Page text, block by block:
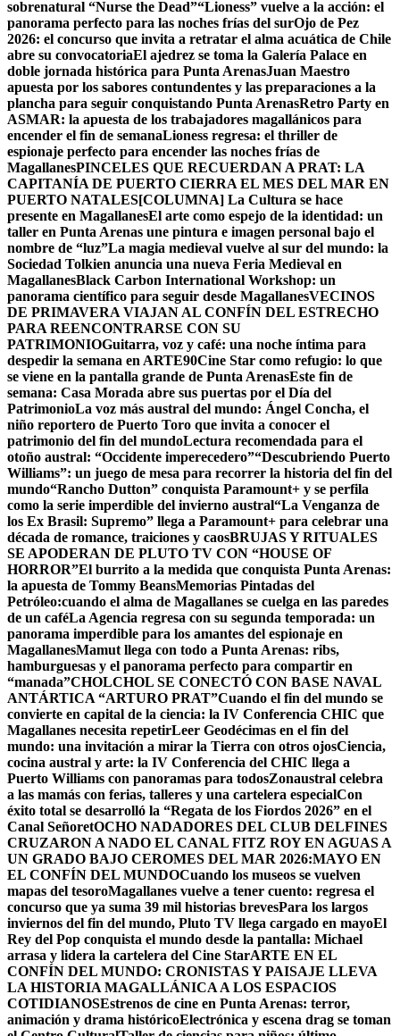
sobrenatural “Nurse the Dead”“Lioness” vuelve a la acción: el
panorama perfecto para las noches frías del surOjo de Pez
2026: el concurso que invita a retratar el alma acuática de Chile
abre su convocatoriaEl ajedrez se toma la Galería Palace en
doble jornada histórica para Punta ArenasJuan Maestro
apuesta por los sabores contundentes y las preparaciones a la
plancha para seguir conquistando Punta ArenasRetro Party en
ASMAR: la apuesta de los trabajadores magallánicos para
encender el fin de semanaLioness regresa: el thriller de
espionaje perfecto para encender las noches frías de
MagallanesPINCELES QUE RECUERDAN A PRAT: LA
CAPITANÍA DE PUERTO CIERRA EL MES DEL MAR EN
PUERTO NATALES[COLUMNA] La Cultura se hace
presente en MagallanesEl arte como espejo de la identidad: un
taller en Punta Arenas une pintura e imagen personal bajo el
nombre de “luz”La magia medieval vuelve al sur del mundo: la
Sociedad Tolkien anuncia una nueva Feria Medieval en
MagallanesBlack Carbon International Workshop: un
panorama científico para seguir desde MagallanesVECINOS
DE PRIMAVERA VIAJAN AL CONFÍN DEL ESTRECHO
PARA REENCONTRARSE CON SU
PATRIMONIOGuitarra, voz y café: una noche íntima para
despedir la semana en ARTE90Cine Star como refugio: lo que
se viene en la pantalla grande de Punta ArenasEste fin de
semana: Casa Morada abre sus puertas por el Día del
PatrimonioLa voz más austral del mundo: Ángel Concha, el
niño reportero de Puerto Toro que invita a conocer el
patrimonio del fin del mundoLectura recomendada para el
otoño austral: “Occidente imperecedero”“Descubriendo Puerto
Williams”: un juego de mesa para recorrer la historia del fin del
mundo“Rancho Dutton” conquista Paramount+ y se perfila
como la serie imperdible del invierno austral“La Venganza de
los Ex Brasil: Supremo” llega a Paramount+ para celebrar una
década de romance, traiciones y caosBRUJAS Y RITUALES
SE APODERAN DE PLUTO TV CON “HOUSE OF
HORROR”El burrito a la medida que conquista Punta Arenas:
la apuesta de Tommy BeansMemorias Pintadas del
Petróleo:cuando el alma de Magallanes se cuelga en las paredes
de un caféLa Agencia regresa con su segunda temporada: un
panorama imperdible para los amantes del espionaje en
MagallanesMamut llega con todo a Punta Arenas: ribs,
hamburguesas y el panorama perfecto para compartir en
“manada”CHOLCHOL SE CONECTÓ CON BASE NAVAL
ANTÁRTICA “ARTURO PRAT”Cuando el fin del mundo se
convierte en capital de la ciencia: la IV Conferencia CHIC que
Magallanes necesita repetirLeer Geodécimas en el fin del
mundo: una invitación a mirar la Tierra con otros ojosCiencia,
cocina austral y arte: la IV Conferencia del CHIC llega a
Puerto Williams con panoramas para todosZonaustral celebra
a las mamás con ferias, talleres y una cartelera especialCon
éxito total se desarrolló la “Regata de los Fiordos 2026” en el
Canal SeñoretOCHO NADADORES DEL CLUB DELFINES
CRUZARON A NADO EL CANAL FITZ ROY EN AGUAS A
UN GRADO BAJO CEROMES DEL MAR 2026:MAYO EN
EL CONFÍN DEL MUNDOCuando los museos se vuelven
mapas del tesoroMagallanes vuelve a tener cuento: regresa el
concurso que ya suma 39 mil historias brevesPara los largos
inviernos del fin del mundo, Pluto TV llega cargado en mayoEl
Rey del Pop conquista el mundo desde la pantalla: Michael
arrasa y lidera la cartelera del Cine StarARTE EN EL
CONFÍN DEL MUNDO: CRONISTAS Y PAISAJE LLEVA
LA HISTORIA MAGALLÁNICA A LOS ESPACIOS
COTIDIANOSEstrenos de cine en Punta Arenas: terror,
animación y drama históricoElectrónica y escena drag se toman